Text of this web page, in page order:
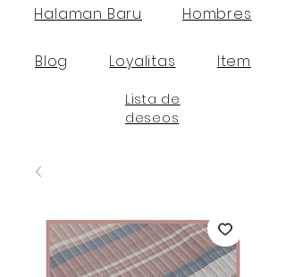
Halaman Baru Hombres
Blog Loyalitas Item
Lista de
deseos